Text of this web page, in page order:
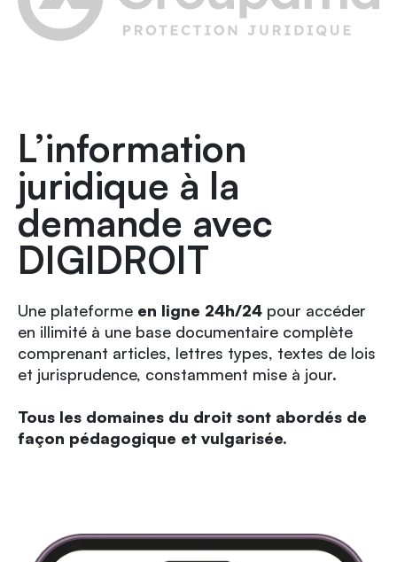
L’information
juridique à la
demande avec
DIGIDROIT
Une plateforme en ligne 24h/24 pour accéder
en illimité à une base documentaire complète
comprenant articles, lettres types, textes de lois
et jurisprudence, constamment mise à jour.
Tous les domaines du droit sont abordés de
façon pédagogique et vulgarisée.